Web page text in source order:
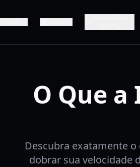
O Que a
Descubra exatamente
dobrar sua velocidade